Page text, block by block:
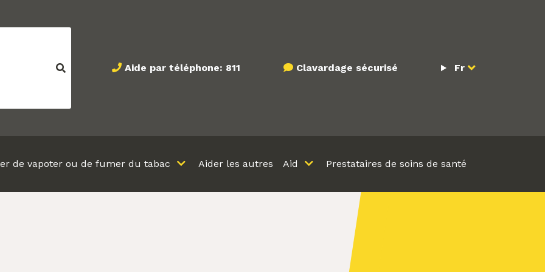
Aide par téléphone: 811 Clavardage sécurisé Fr
de vapoter ou de fumer du tabac Aider les autres Aid Prestataires de soins de santé